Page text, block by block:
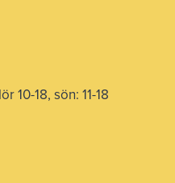
10-18, sön: 11-18